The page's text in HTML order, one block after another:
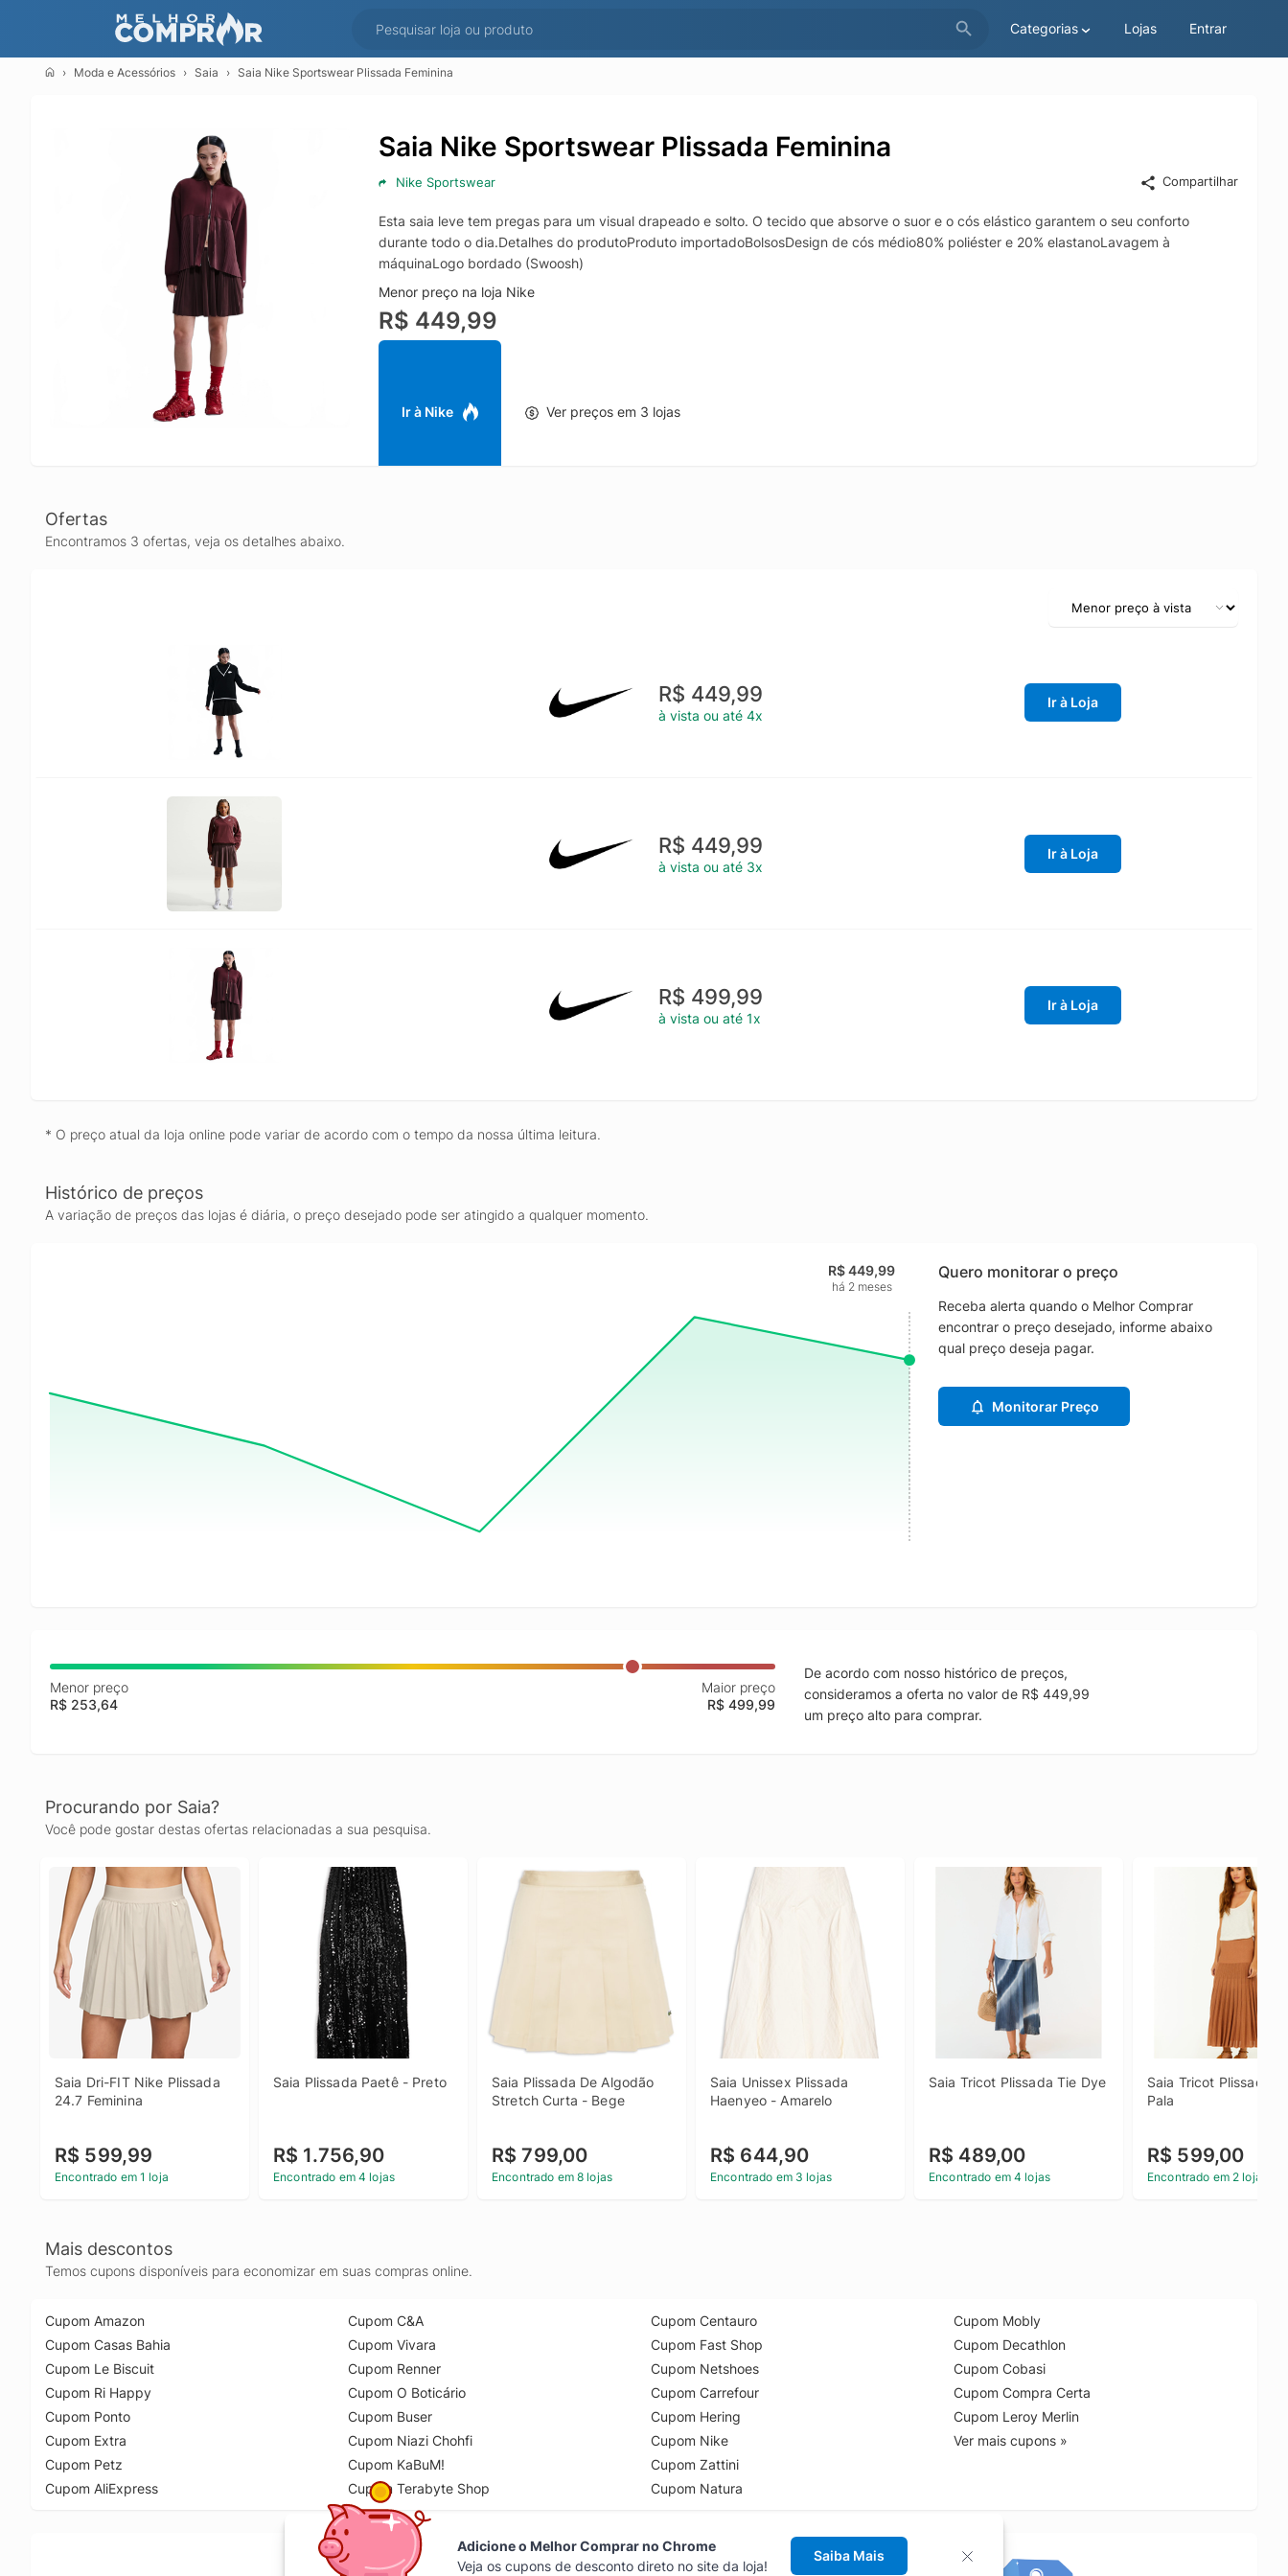
Categorias Lojas Entrar
Moda e Acessórios Saia Saia Nike Sportswear Plissada Feminina
Saia Nike Sportswear Plissada Feminina
Nike Sportswear Compartilhar
Esta saia leve tem pregas para um visual drapeado e solto. O tecido que absorve o suor e o cós elástico garantem o seu conforto
durante todo o dia.Detalhes do produtoProduto importadoBolsosDesign de cós médio80% poliéster e 20% elastanoLavagem à
máquinaLogo bordado (Swoosh)
Menor preço na loja Nike
R$ 449,99
Ir à Nike Ver preços em 3 lojas
Ofertas
Encontramos 3 ofertas, veja os detalhes abaixo.
R$ 449,99
à vista ou até 4x
Ir à Loja
R$ 449,99
à vista ou até 3x
Ir à Loja
R$ 499,99
à vista ou até 1x
Ir à Loja
* O preço atual da loja online pode variar de acordo com o tempo da nossa última leitura.
Histórico de preços
A variação de preços das lojas é diária, o preço desejado pode ser atingido a qualquer momento.
R$ 449,99
há 2 meses
Quero monitorar o preço
Receba alerta quando o Melhor Comprar
encontrar o preço desejado, informe abaixo
qual preço deseja pagar.
Monitorar Preço
Menor preço
R$ 253,64
Maior preço
R$ 499,99
De acordo com nosso histórico de preços,
consideramos a oferta no valor de R$ 449,99
um preço alto para comprar.
Procurando por Saia?
Você pode gostar destas ofertas relacionadas a sua pesquisa.
Saia Dri-FIT Nike Plissada
24.7 Feminina
R$ 599,99
Encontrado em 1 loja
Saia Plissada Paetê - Preto
R$ 1.756,90
Encontrado em 4 lojas
Saia Plissada De Algodão
Stretch Curta - Bege
R$ 799,00
Encontrado em 8 lojas
Saia Unissex Plissada
Haenyeo - Amarelo
R$ 644,90
Encontrado em 3 lojas
Saia Tricot Plissada Tie Dye
R$ 489,00
Encontrado em 4 lojas
Saia Tricot Plissada
Pala
R$ 599,00
Encontrado em 2 lojas
Mais descontos
Temos cupons disponíveis para economizar em suas compras online.
Cupom Amazon
Cupom Casas Bahia
Cupom Le Biscuit
Cupom Ri Happy
Cupom Ponto
Cupom Extra
Cupom Petz
Cupom AliExpress
Cupom C&A
Cupom Vivara
Cupom Renner
Cupom O Boticário
Cupom Buser
Cupom Niazi Chohfi
Cupom KaBuM!
Cupom Terabyte Shop
Cupom Centauro
Cupom Fast Shop
Cupom Netshoes
Cupom Carrefour
Cupom Hering
Cupom Nike
Cupom Zattini
Cupom Natura
Cupom Mobly
Cupom Decathlon
Cupom Cobasi
Cupom Compra Certa
Cupom Leroy Merlin
Ver mais cupons »
Adicione o Melhor Comprar no Chrome
Veja os cupons de desconto direto no site da loja!
Saiba Mais